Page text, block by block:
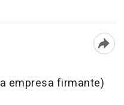
empresa firmante)